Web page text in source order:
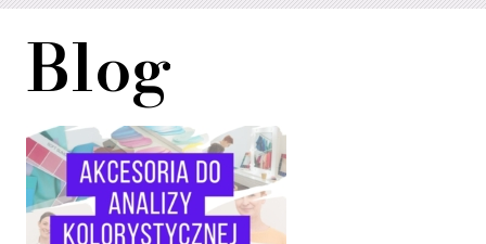
Blog